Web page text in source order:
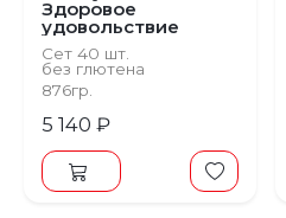
Здоровое
удовольствие
Сет 40 шт.
без глютена
876гр.
5 140 ₽